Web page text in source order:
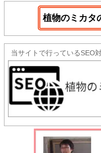
植物のミカタ
当サイトで行っているSEO